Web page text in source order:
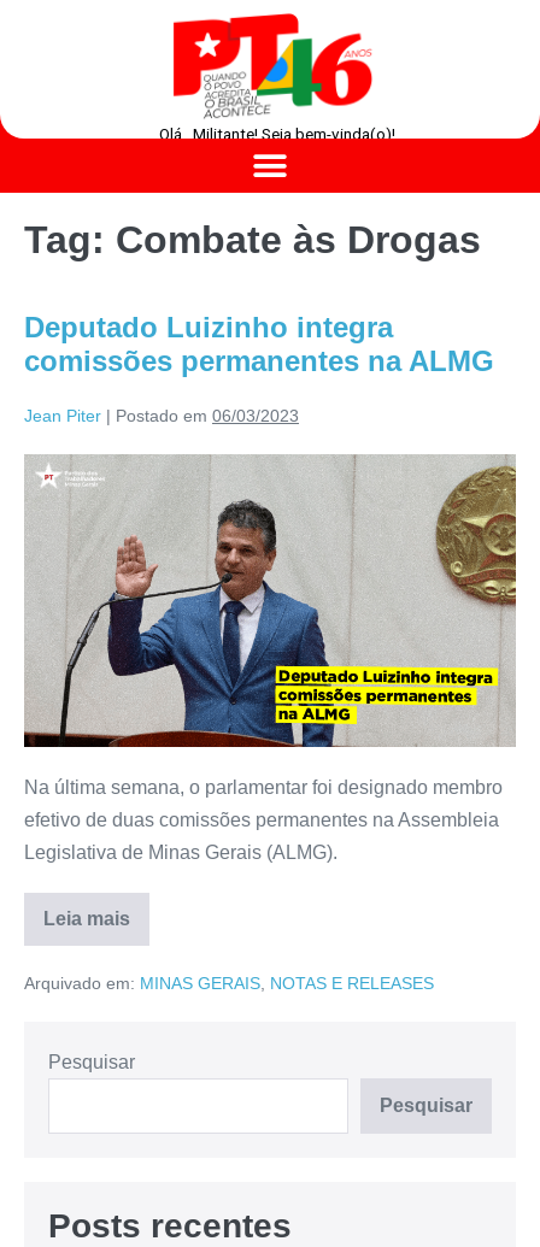
Olá , Militante! Seja bem-vinda(o)!
Tag: Combate às Drogas
Deputado Luizinho integra
comissões permanentes na ALMG
Jean Piter | Postado em 06/03/2023
Na última semana, o parlamentar foi designado membro
efetivo de duas comissões permanentes na Assembleia
Legislativa de Minas Gerais (ALMG).
Leia mais
Arquivado em: MINAS GERAIS NOTAS E RELEASES
Pesquisar
Pesquisar
Posts recentes